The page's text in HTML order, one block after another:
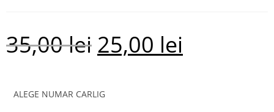
35,00lei 25,00 lei
ALEGE NUMAR CARLIG